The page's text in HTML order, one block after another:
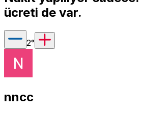
ücreti de var.
2°
nncc